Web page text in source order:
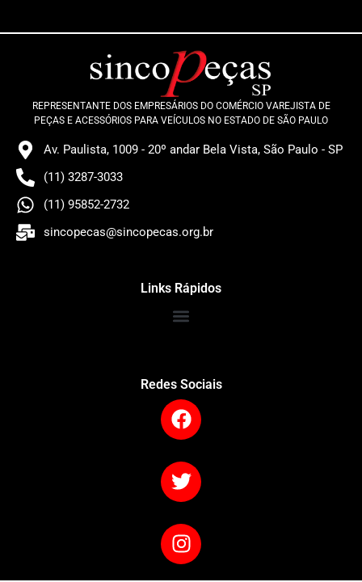
REPRESENTANTE DOS EMPRESÁRIOS DO COMÉRCIO VAREJISTA DE
PEÇAS E ACESSÓRIOS PARA VEÍCULOS NO ESTADO DE SÃO PAULO
Av. Paulista, 1009 - 20º andar Bela Vista, São Paulo - SP
(11) 3287-3033
(11) 95852-2732
sincopecas@sincopecas.org.br
Links Rápidos
Redes Sociais